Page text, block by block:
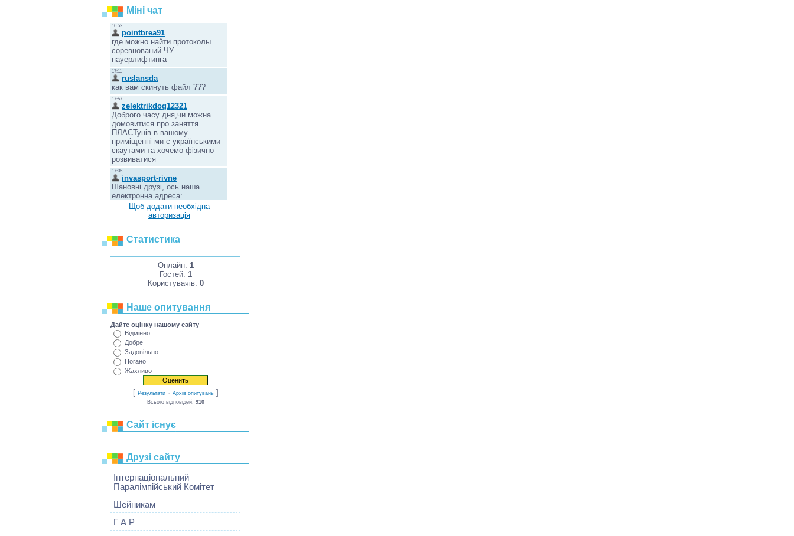
Міні чат
Щоб додати необхідна
авторизація
Статистика
Онлайн: 1
Гостей: 1
Користувачів: 0
Наше опитування
Дайте оцінку нашому сайту
Відмінно
Добре
Задовільно
Погано
Жахливо
[ Результати· Архів опитувань]
Всього відповідей: 910
Сайт існує
Друзі сайту
Інтернаціональний
Паралімпійський Комітет
Шейникам
Г А Р